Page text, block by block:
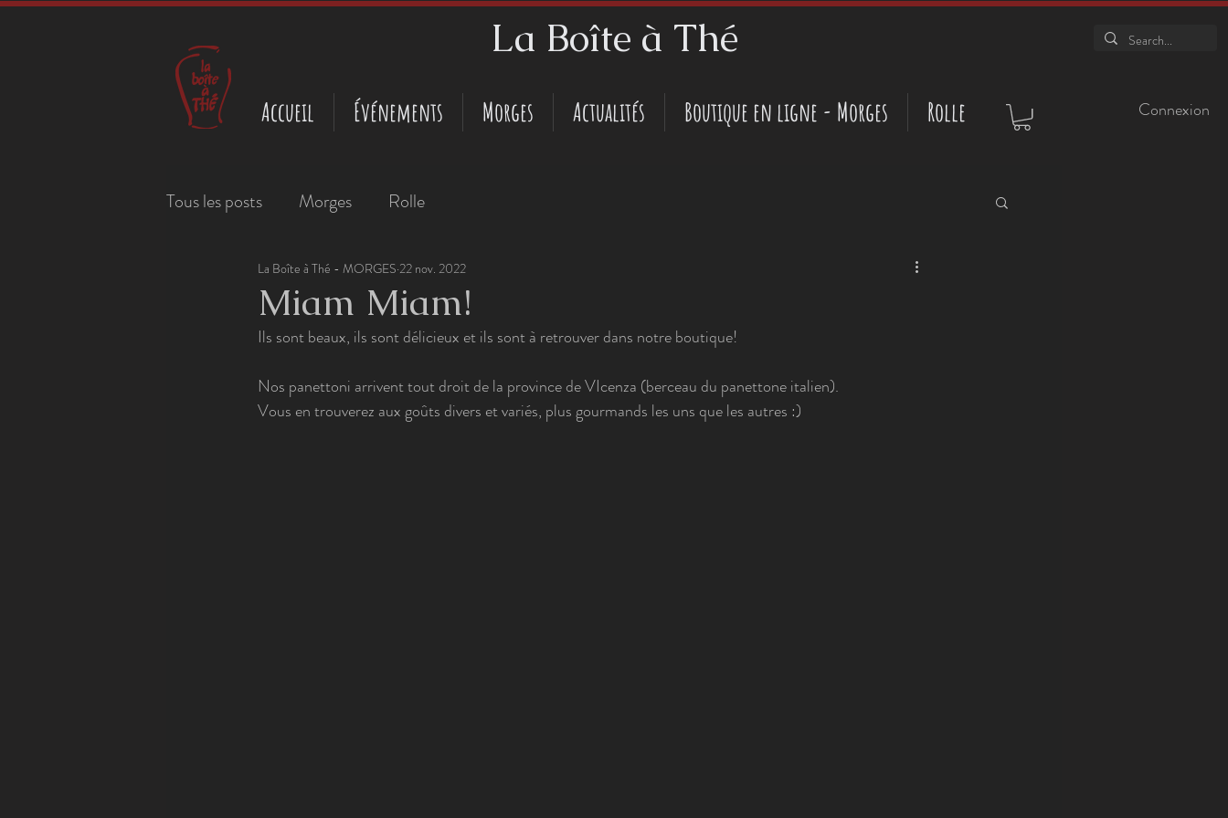
La Boîte à Thé
Accueil Événements Morges Actualités Boutique en ligne - Morges Rolle Connexion
Tous les posts Morges Rolle
Miam Miam!
La Boîte à Thé - MORGES 22 nov. 2022
Ils sont beaux, ils sont délicieux et ils sont à retrouver dans notre boutique!
Nos panettoni arrivent tout droit de la province de VIcenza (berceau du panettone italien).
Vous en trouverez aux goûts divers et variés, plus gourmands les uns que les autres :)